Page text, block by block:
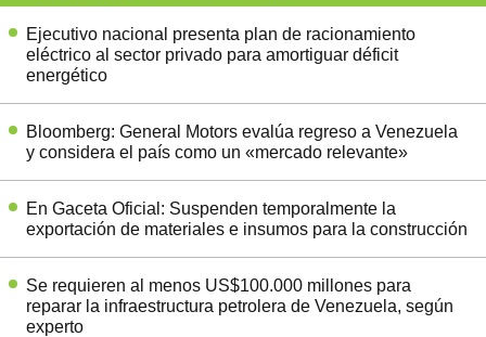
Ejecutivo nacional presenta plan de racionamiento
eléctrico al sector privado para amortiguar déficit
energético
Bloomberg: General Motors evalúa regreso a Venezuela
y considera el país como un «mercado relevante»
En Gaceta Oficial: Suspenden temporalmente la
exportación de materiales e insumos para la construcción
Se requieren al menos US$100.000 millones para
reparar la infraestructura petrolera de Venezuela, según
experto